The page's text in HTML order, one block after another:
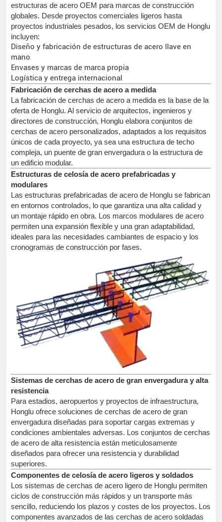
estructuras de acero OEM para marcas de construcción
globales. Desde proyectos comerciales ligeros hasta
proyectos industriales pesados, los servicios OEM de Honglu
incluyen:
Diseño y fabricación de estructuras de acero llave en
mano
Envases y marcas de marca propia
Logística y entrega internacional
Fabricación de cerchas de acero a medida
La fabricación de cerchas de acero a medida es la base de la
oferta de Honglu. Al servicio de arquitectos, ingenieros y
directores de construcción, Honglu elabora conjuntos de
cerchas de acero personalizados, adaptados a los requisitos
únicos de cada proyecto, ya sea una estructura de techo
compleja, un puente de gran envergadura o la estructura de
un edificio modular.
Estructuras de celosía de acero prefabricadas y
modulares
Las estructuras prefabricadas de acero de Honglu se fabrican
en entornos controlados, lo que garantiza una alta calidad y
un montaje rápido en obra. Los marcos modulares de acero
permiten una expansión flexible y una gran adaptabilidad,
ideales para las necesidades cambiantes de espacio y los
cronogramas de construcción por fases.
Sistemas de cerchas de acero de gran envergadura y alta
resistencia
Para estadios, aeropuertos y proyectos de infraestructura,
Honglu ofrece soluciones de cerchas de acero de gran
envergadura diseñadas para soportar cargas extremas y
condiciones ambientales adversas. Los conjuntos de cerchas
de acero de alta resistencia están meticulosamente
diseñados para ofrecer una resistencia y durabilidad
superiores.
Componentes de celosía de acero ligeros y soldados
Los sistemas de cerchas de acero ligero de Honglu permiten
ciclos de construcción más rápidos y un transporte más
sencillo, reduciendo los plazos y costes de los proyectos. Los
componentes avanzados de las cerchas de acero soldadas